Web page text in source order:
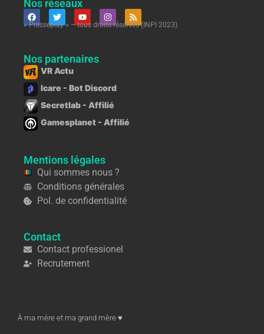
Nos réseaux
« Presseplay » – tous droits réservés (INPI 2023)
Nos partenaires
VR Actu
Icare - Bot Discord
Secretlab - Affilié
Gamesplanet - Affilié
Mentions légales
Qui sommes nous ?
Conditions générales
Pol. de confidentialité
Contact
Contact professionel
Recrutement
À ma mère et ma grand mère ♥︎